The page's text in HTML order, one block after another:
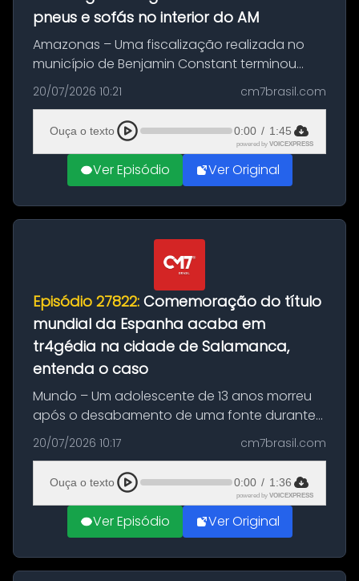
pneus e sofás no interior do AM
Amazonas – Uma fiscalização realizada no
município de Benjamin Constant terminou
com a apreensão de aproximadamente 115
quilos de entorpecentes em uma
embarcação atracada no porto da cidade. O
materia...
20/07/2026 10:21 cm7brasil.com
Ouça o texto 0:00 / 1:45
powered by VOICEXPRESS
Ver Episódio Ver Original
Episódio 27822: Comemoração do título
mundial da Espanha acaba em
tr4gédia na cidade de Salamanca,
entenda o caso
Mundo – Um adolescente de 13 anos morreu
após o desabamento de uma fonte durante
as comemorações pelo título da Copa do
Mundo conquistado pela Espanha, em
Ciudad Rodrigo, na província de Salamanca,
no...
20/07/2026 10:17 cm7brasil.com
Ouça o texto 0:00 / 1:36
powered by VOICEXPRESS
Ver Episódio Ver Original